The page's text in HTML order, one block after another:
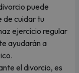
puede
cuidar tu
ejercicio regular
ayudarán a
el divorcio, es